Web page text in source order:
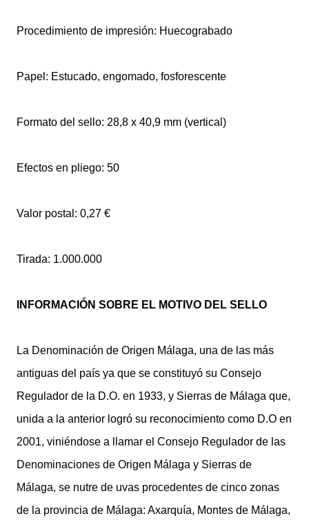
Procedimiento de impresión: Huecograbado
Papel: Estucado, engomado, fosforescente
Formato del sello: 28,8 x 40,9 mm (vertical)
Efectos en pliego: 50
Valor postal: 0,27 €
Tirada: 1.000.000
INFORMACIÓN SOBRE EL MOTIVO DEL SELLO
La Denominación de Origen Málaga, una de las más
antiguas del país ya que se constituyó su Consejo
Regulador de la D.O. en 1933, y Sierras de Málaga que,
unida a la anterior logró su reconocimiento como D.O en
2001, viniéndose a llamar el Consejo Regulador de las
Denominaciones de Origen Málaga y Sierras de
Málaga, se nutre de uvas procedentes de cinco zonas
de la provincia de Málaga: Axarquía, Montes de Málaga,